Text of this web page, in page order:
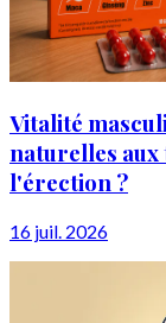
Vitalité
naturelles
l'érection ?
16 juil. 2026